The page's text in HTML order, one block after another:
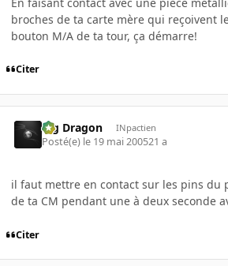
broches de ta carte mère qui reçoivent
bouton M/A de ta tour, ça démarre!
Citer
Big Dragon INpactien
Posté(e) le 19 mai 200521 a
il faut mettre en contact sur les pins du
de ta CM pendant une à deux seconde
Citer